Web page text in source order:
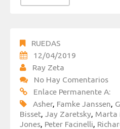
RUEDAS
12/04/2019
Ray Zeta
No Hay Comentarios
Enlace Permanente A:
Asher, Famke Janssen,
Bisset, Jay Zaretsky, Marta
Jones, Peter Facinelli,